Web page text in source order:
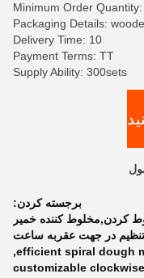
Minimum Order Quantity:
Packaging Details:
Delivery Time: 10
Payment Terms: TT
Supply Ability: 300sets
برجسته کردن:
کردن,مخلوط کننده خمیر
تنظیم در جهت عقربه ساعت
efficient spiral dough
,
customizable